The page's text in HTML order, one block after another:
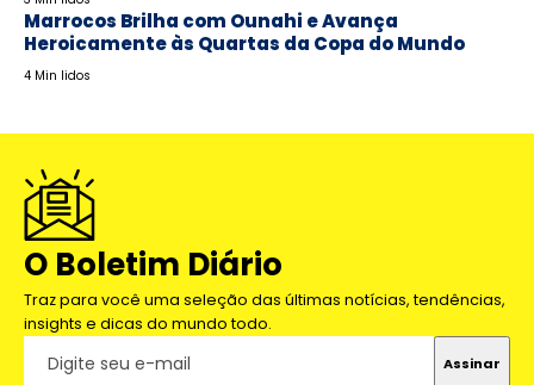
Marrocos Brilha com Ounahi e Avança
Heroicamente às Quartas da Copa do Mundo
4 Min lidos
O Boletim Diário
Traz para você uma seleção das últimas notícias, tendências,
insights e dicas do mundo todo.